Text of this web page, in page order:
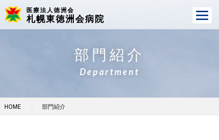
医療法人徳洲会
札幌東徳洲会病院
部門紹介
Department
HOME 部門紹介